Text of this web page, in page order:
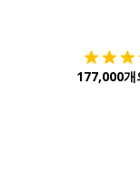
177,000개